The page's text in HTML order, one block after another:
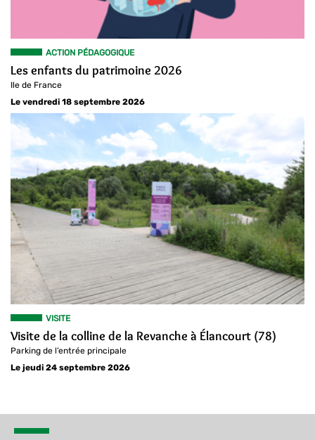
ACTION PÉDAGOGIQUE
Les enfants du patrimoine 2026
Ile de France
Le vendredi 18 septembre 2026
VISITE
Visite de la colline de la Revanche à Élancourt (78)
Parking de l’entrée principale
Le jeudi 24 septembre 2026